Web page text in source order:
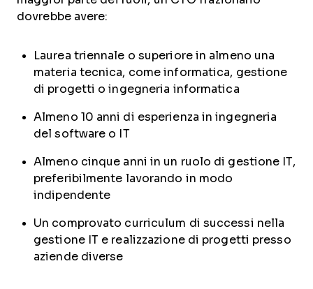
dovrebbe avere:
Laurea triennale o superiore in almeno una
materia tecnica, come informatica, gestione
di progetti o ingegneria informatica
Almeno 10 anni di esperienza in ingegneria
del software o IT
Almeno cinque anni in un ruolo di gestione IT,
preferibilmente lavorando in modo
indipendente
Un comprovato curriculum di successi nella
gestione IT e realizzazione di progetti presso
aziende diverse